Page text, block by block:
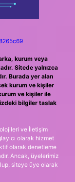
kurum veya
Sitede yalnızca
Burada yer alan
kurum ve kişiler
ve kişiler ile
bilgiler taslak
ve İletişim
olarak hizmet
olarak denetleme
Ancak, üyelerimiz
siteye üye olarak